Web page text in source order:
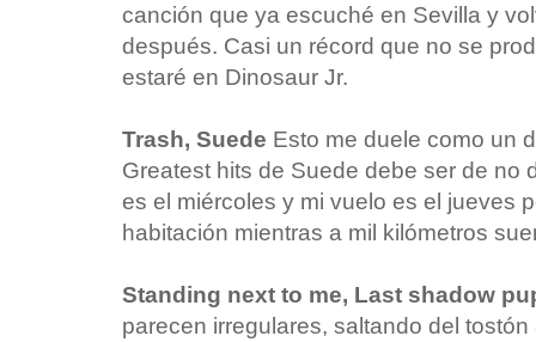
canción que ya escuché en Sevilla y
después. Casi un récord que no se
estaré en Dinosaur Jr.
Trash, Suede Esto me duele como un
Greatest hits de Suede debe ser de no
es el miércoles y mi vuelo es el jueves
habitación mientras a mil kilómetros
Standing next to me, Last shadow
parecen irregulares, saltando del